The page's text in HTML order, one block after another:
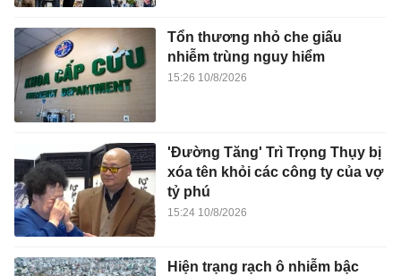
Tổn thương nhỏ che giấu
nhiễm trùng nguy hiểm
15:26 10/8/2026
'Đường Tăng' Trì Trọng Thụy bị
xóa tên khỏi các công ty của vợ
tỷ phú
15:24 10/8/2026
Hiện trạng rạch ô nhiễm bậc